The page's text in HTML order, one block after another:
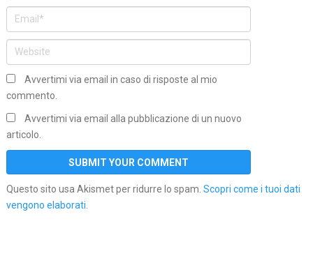
Avvertimi via email in caso di risposte al mio
commento.
Avvertimi via email alla pubblicazione di un nuovo
articolo.
Questo sito usa Akismet per ridurre lo spam. Scopri come i tuoi dati
vengono elaborati